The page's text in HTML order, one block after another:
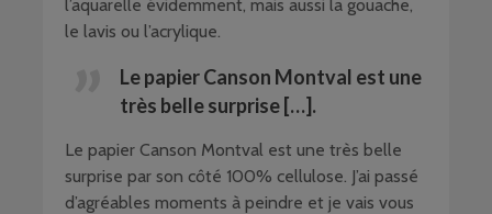
l’aquarelle évidemment, mais aussi la gouache,
le lavis ou l’acrylique.
Le papier Canson Montval est une
très belle surprise […].
Le papier Canson Montval est une très belle
surprise par son côté 100% cellulose. J’ai passé
d’agréables moments à peindre et je vais vous